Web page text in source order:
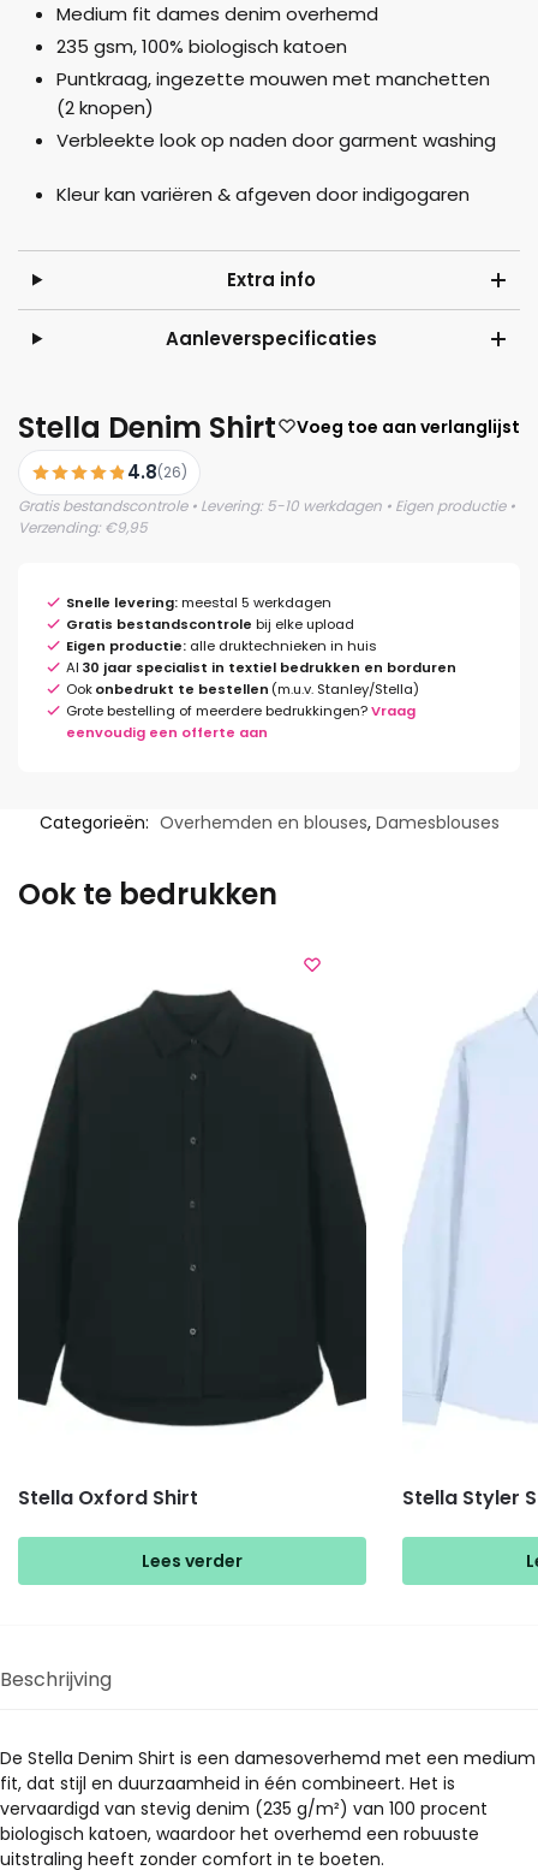
Medium fit dames denim overhemd
235 gsm, 100% biologisch katoen
Puntkraag, ingezette mouwen met manchetten
(2 knopen)
Verbleekte look op naden door garment washing
Kleur kan variëren & afgeven door indigogaren
Extra info
Aanleverspecificaties
Stella Denim Shirt Voeg toe aan verlanglijst
4.8(26)
Gratis bestandscontrole • Levering: 5-10 werkdagen • Eigen productie •
Verzending: €9,95
Snelle levering:meestal 5 werkdagen
Gratis bestandscontrole bij elke upload
Eigen productie: alle druktechnieken in huis
Al 30 jaar specialist in textiel bedrukken en borduren
Ookonbedrukt te bestellen (m.u.v. Stanley/Stella)
Grote bestelling of meerdere bedrukkingen?Vraag
eenvoudig een offerte aan
Categorieën: Overhemden en blouses, Damesblouses
Ook te bedrukken
Stella Oxford Shirt
Lees verder
Stella Styler
Beschrijving
De Stella Denim Shirt is een damesoverhemd met een medium
fit, dat stijl en duurzaamheid in één combineert. Het is
vervaardigd van stevig denim (235 g/m²) van 100 procent
biologisch katoen, waardoor het overhemd een robuuste
uitstraling heeft zonder comfort in te boeten.